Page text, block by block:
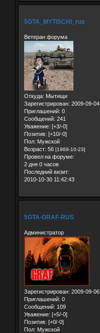
5GTA_MYTISCHI_rus
Ветеран форума
Откуда: Мытищи
Зарегистрирован: 2009-09-04
Приглашений: 0
Сообщений: 241
Уважение: [+3/-0]
Позитив: [+10/-0]
Пол: Мужской
Возраст: 56 [1969-10-23]
Провел на форуме:
2 дня 0 часов
Последний визит:
2010-10-30 11:42:43
5GTA-GRAF-RUS
Администратор
Зарегистрирован: 2009-09-06
Приглашений: 0
Сообщений: 109
Уважение: [+5/-0]
Позитив: [+0/-0]
Пол: Мужской